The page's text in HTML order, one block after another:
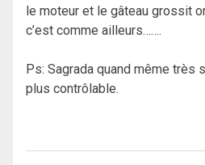
le moteur et le gâteau grossit
c’est comme ailleurs…….
Ps: Sagrada quand même très
plus contrôlable.